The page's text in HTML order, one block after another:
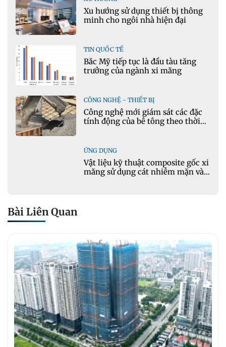
Xu hướng sử dụng thiết bị thông
minh cho ngôi nhà hiện đại
TIN QUỐC TẾ
Bắc Mỹ tiếp tục là đầu tàu tăng
trưởng của ngành xi măng
CÔNG NGHỆ - THIẾT BỊ
Công nghệ mới giám sát các đặc
tính động của bê tông theo thời
ỨNG DỤNG
Vật liệu kỹ thuật composite gốc xi
măng sử dụng cát nhiễm mặn và
Bài Liên Quan